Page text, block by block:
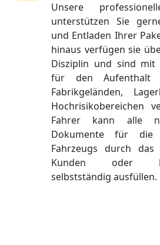
Unsere
unterstützen Sie
und Entladen Ihrer
hinaus verfügen sie
Disziplin und sind mit
für den Aufenthalt
Fabrikgeländen,
Hochrisikobereichen
Fahrer kann alle
Dokumente für die
Fahrzeugs durch das
Kunden oder
selbstständig ausfüllen.